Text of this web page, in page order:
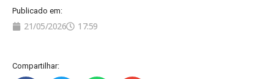
Publicado em:
21/05/2026 17:59
Compartilhar: